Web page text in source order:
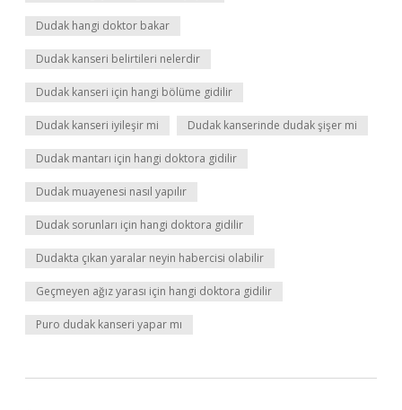
Dudak hangi doktor bakar
Dudak kanseri belirtileri nelerdir
Dudak kanseri için hangi bölüme gidilir
Dudak kanseri iyileşir mi Dudak kanserinde dudak şişer mi
Dudak mantarı için hangi doktora gidilir
Dudak muayenesi nasıl yapılır
Dudak sorunları için hangi doktora gidilir
Dudakta çıkan yaralar neyin habercisi olabilir
Geçmeyen ağız yarası için hangi doktora gidilir
Puro dudak kanseri yapar mı